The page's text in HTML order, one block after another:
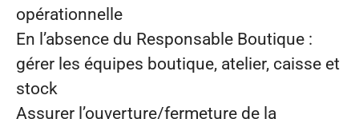
opérationnelle
En l’absence du Responsable Boutique :
gérer les équipes boutique, atelier, caisse et
stock
Assurer l’ouverture/fermeture de la